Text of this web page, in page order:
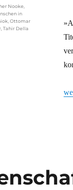
Nooke
in
,Ottomar
,Tahir Della